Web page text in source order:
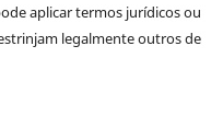
aplicar termos jurídicos ou
legalmente outros de